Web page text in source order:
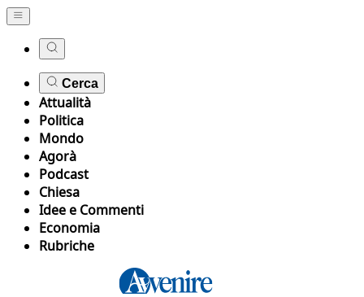
Cerca
Attualità
Politica
Mondo
Agorà
Podcast
Chiesa
Idee e Commenti
Economia
Rubriche